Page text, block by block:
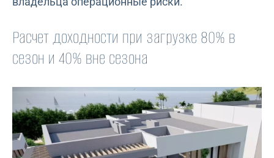
Расчет доходности при загрузке 80% в
сезон и 40% вне сезона